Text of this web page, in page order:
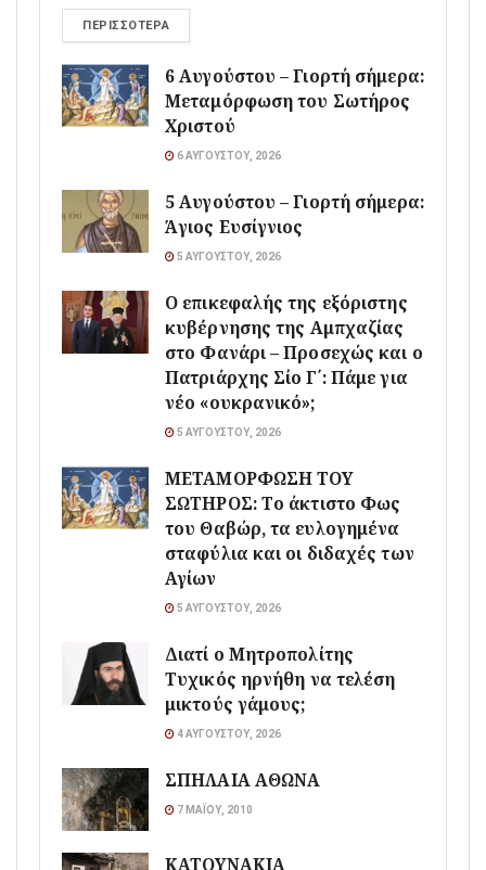
ΠΕΡΙΣΣΌΤΕΡΑ
6 Αυγούστου – Γιορτή σήμερα:
Μεταμόρφωση του Σωτήρος
Χριστού
6 ΑΥΓΟΎΣΤΟΥ, 2026
5 Αυγούστου – Γιορτή σήμερα:
Άγιος Ευσίγνιος
5 ΑΥΓΟΎΣΤΟΥ, 2026
Ο επικεφαλής της εξόριστης
κυβέρνησης της Αμπχαζίας
στο Φανάρι – Προσεχώς και ο
Πατριάρχης Σίο Γ΄: Πάμε για
νέο «ουκρανικό»;
5 ΑΥΓΟΎΣΤΟΥ, 2026
ΜΕΤΑΜΟΡΦΩΣΗ ΤΟΥ
ΣΩΤΗΡΟΣ: Το άκτιστο Φως
του Θαβώρ, τα ευλογημένα
σταφύλια και οι διδαχές των
Αγίων
5 ΑΥΓΟΎΣΤΟΥ, 2026
Διατί ο Μητροπολίτης
Τυχικός ηρνήθη να τελέση
μικτούς γάμους;
4 ΑΥΓΟΎΣΤΟΥ, 2026
ΣΠΗΛΑΙΑ ΑΘΩΝΑ
7 ΜΑΪ́ΟΥ, 2010
ΚΑΤΟΥΝΑΚΙΑ